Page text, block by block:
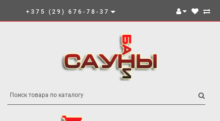
+375 (29) 676-78-37